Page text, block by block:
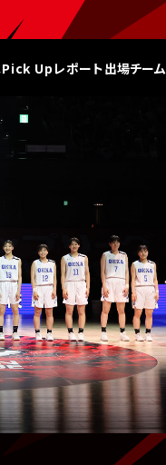
Pick Upレポート出場チーム